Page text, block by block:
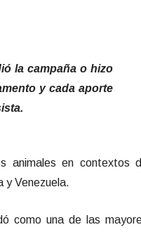
la campaña o hizo
y cada aporte
animales en contextos
y Venezuela.
como una de las